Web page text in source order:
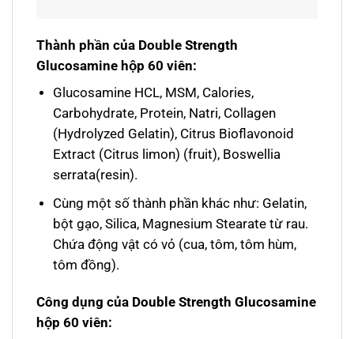
Thành phần của Double Strength
Glucosamine hộp 60 viên:
Glucosamine HCL, MSM, Calories,
Carbohydrate, Protein, Natri, Collagen
(Hydrolyzed Gelatin), Citrus Bioflavonoid
Extract (Citrus limon) (fruit), Boswellia
serrata(resin).
Cùng một số thành phần khác như: Gelatin,
bột gạo, Silica, Magnesium Stearate từ rau.
Chứa động vật có vỏ (cua, tôm, tôm hùm,
tôm đồng).
Công dụng của Double Strength Glucosamine
hộp 60 viên: